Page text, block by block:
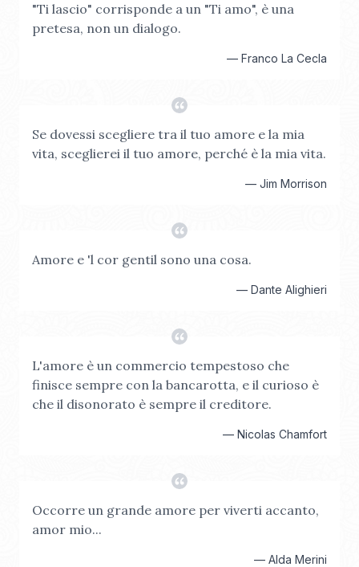
"Ti lascio" corrisponde a un "Ti amo", è una
pretesa, non un dialogo.
— Franco La Cecla
Se dovessi scegliere tra il tuo amore e la mia
vita, sceglierei il tuo amore, perché è la mia vita.
— Jim Morrison
Amore e 'l cor gentil sono una cosa.
— Dante Alighieri
L'amore è un commercio tempestoso che
finisce sempre con la bancarotta, e il curioso è
che il disonorato è sempre il creditore.
— Nicolas Chamfort
Occorre un grande amore per viverti accanto,
amor mio...
— Alda Merini